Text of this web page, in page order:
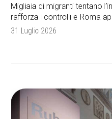
Migliaia di migranti tentano
rafforza i controlli e Roma
31 Luglio 2026